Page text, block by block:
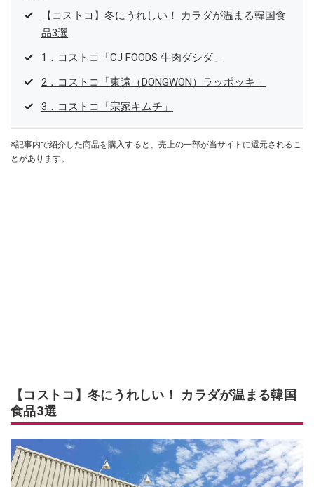
【コストコ】冬にうれしい！ カラダが温まる韓国食
品3選
1．コストコ「CJ FOODS 牛肉ダシダ」
2．コストコ「東遠（DONGWON）ラッポッキ」
3．コストコ「宗家キムチ」
※記事内で紹介した商品を購入すると、売上の一部が当サイトに還元されるこ
とがあります。
【コストコ】冬にうれしい！ カラダが温まる韓国
食品3選